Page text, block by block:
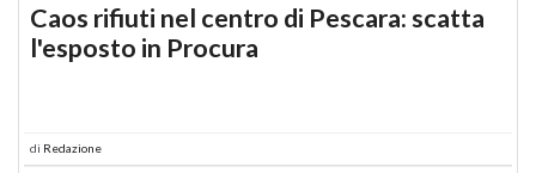
Caos rifiuti nel centro di Pescara: scatta
l'esposto in Procura
di Redazione